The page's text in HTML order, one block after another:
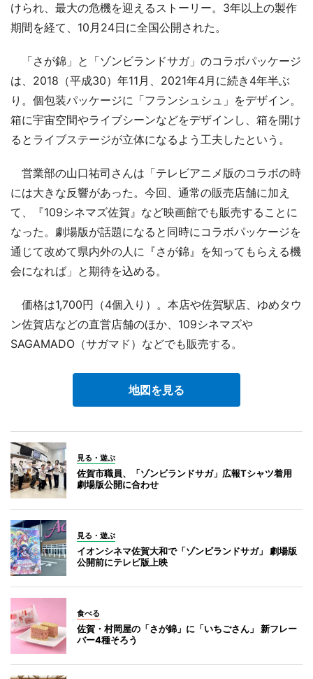
けられ、最大の危機を迎えるストーリー。3年以上の製作
期間を経て、10月24日に全国公開された。
「さが錦」と「ゾンビランドサガ」のコラボパッケージ
は、2018（平成30）年11月、2021年4月に続き4年半ぶ
り。個包装パッケージに「フランシュシュ」をデザイン。
箱に宇宙空間やライブシーンなどをデザインし、箱を開け
るとライブステージが立体になるよう工夫したという。
営業部の山口祐司さんは「テレビアニメ版のコラボの時
には大きな反響があった。今回、通常の販売店舗に加え
て、『109シネマズ佐賀』など映画館でも販売することに
なった。劇場版が話題になると同時にコラボパッケージを
通じて改めて県内外の人に『さが錦』を知ってもらえる機
会になれば」と期待を込める。
価格は1,700円（4個入り）。本店や佐賀駅店、ゆめタウ
ン佐賀店などの直営店舗のほか、109シネマズや
SAGAMADO（サガマド）などでも販売する。
地図を見る
見る・遊ぶ
佐賀市職員、「ゾンビランドサガ」広報Tシャツ着用
劇場版公開に合わせ
見る・遊ぶ
イオンシネマ佐賀大和で「ゾンビランドサガ」 劇場版
公開前にテレビ版上映
食べる
佐賀・村岡屋の「さが錦」に「いちごさん」 新フレー
バー4種そろう